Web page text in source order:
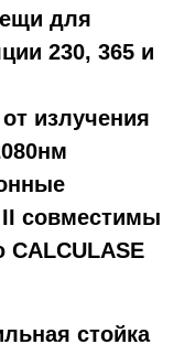
для
230, 365 и
излучения
II совместимы
стойка